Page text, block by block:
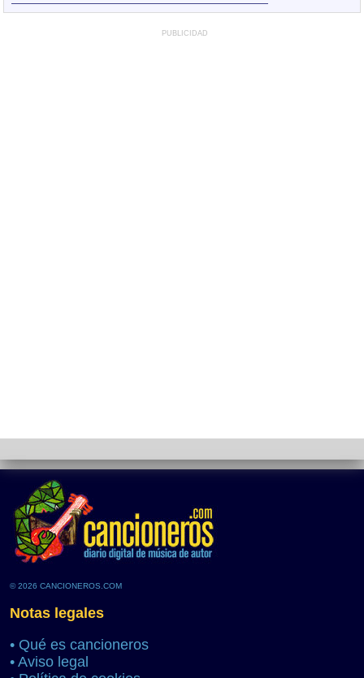
PUBLICIDAD
© 2026 CANCIONEROS.COM
Notas legales
• Qué es cancioneros
• Aviso legal